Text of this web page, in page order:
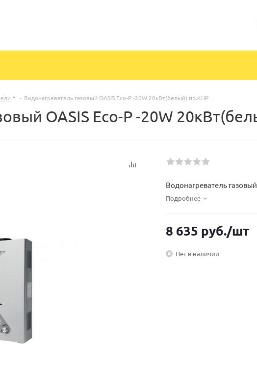
- Водонагреватель газовый OASIS Eсо-P -20W 20кВт(белый) пр.КНР
OASIS Eсо-P -20W
Водонагреватель
Подробнее
8 635 руб./шт
Нет в наличии